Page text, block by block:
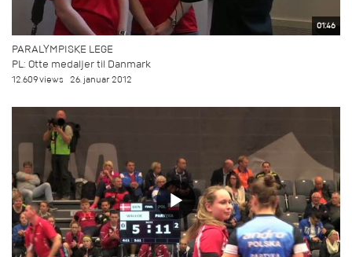
01:46
PARALYMPISKE LEGE
PL: Otte medaljer til Danmark
12.609 views 26. januar 2012